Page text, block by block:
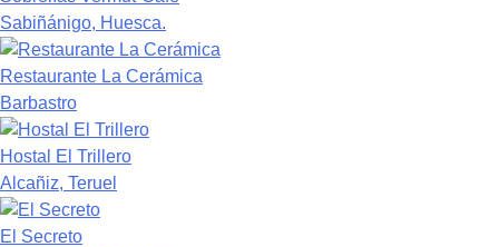
Sabiñánigo, Huesca.
Restaurante La Cerámica
Barbastro
Hostal El Trillero
Alcañiz, Teruel
El Secreto